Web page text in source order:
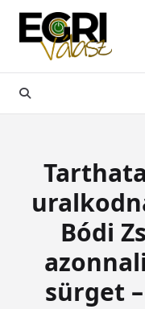
Skip
content
Bódi
sürget –